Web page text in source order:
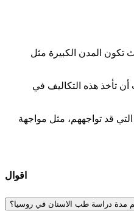
تكون المدن الكبيرة مثل
يجب أن تأخذ هذه التكاليف في
قد تواجههم، مثل مواجهة
اقوال
مدة دراسة طب الاسنان في روسيا؟